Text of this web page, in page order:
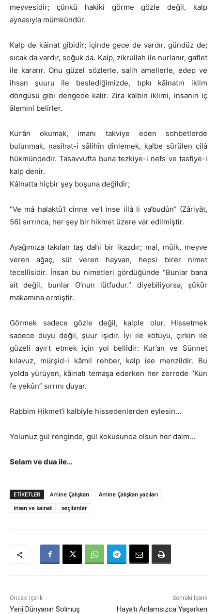
meyvesidir; çünkü hakikî görme gözle değil, kalp
aynasıyla mümkündür.
Kalp de kâinat gibidir; içinde gece de vardır, gündüz de;
sıcak da vardır, soğuk da. Kalp, zikrullah ile nurlanır, gaflet
ile kararır. Onu güzel sözlerle, salih amellerle, edep ve
ihsan şuuru ile beslediğimizde, tıpkı kâinatın iklim
döngüsü gibi dengede kalır. Zira kalbin iklimi, insanın iç
âlemini belirler.
Kur’ân okumak, imanı takviye eden sohbetlerde
bulunmak, nasihat-i sâlihîn dinlemek, kalbe sürülen cilâ
hükmündedir. Tasavvufta buna tezkiye-i nefs ve tasfiye-i
kalp denir.
Kâinatta hiçbir şey boşuna değildir;
“Ve mâ halaktü’l cinne ve’l inse illâ li ya‘budûn” (Zâriyât,
56) sırrınca, her şey bir hikmet üzere var edilmiştir.
Ayağımıza takılan taş dahi bir ikazdır; mal, mülk, meyve
veren ağaç, süt veren hayvan, hepsi birer nimet
tecellîsidir. İnsan bu nimetleri gördüğünde “Bunlar bana
ait değil, bunlar O’nun lütfudur.” diyebiliyorsa, şükür
makamına ermiştir.
Görmek sadece gözle değil, kalple olur. Hissetmek
sadece duyu değil, şuur işidir. İyi ile kötüyü, çirkin ile
güzeli ayırt etmek için yol bellidir: Kur’an ve Sünnet
kılavuz, mürşid-i kâmil rehber, kalp ise menzildir. Bu
yolda yürüyen, kâinatı temaşa ederken her zerrede “Kün
fe yekûn” sırrını duyar.
Rabbim Hikmet’i kalbiyle hissedenlerden eylesin…
Yolunuz gül renginde, gül kokusunda olsun her daim…
Selam ve dua ile…
ETIKETLER Amine Çalışkan
Amine Çalışkan yazıları
insan ve kainat
seçilenler
Önceki İçerik
Yeni Dünyanın Solmuş
Sonraki İçerik
Hayatı Anlamsızca Yaşarken